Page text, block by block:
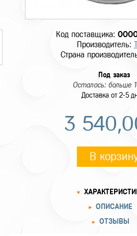
Код поставщика:
Производитель:
Страна
Под заказ
Осталось: больше
Доставка от 2-5
3
В